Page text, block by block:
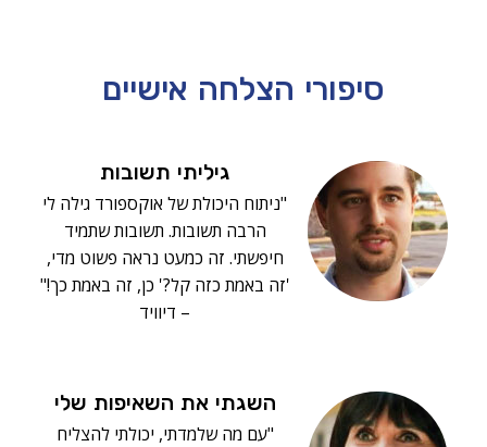
סיפורי הצלחה אישיים
גיליתי תשובות
"ניתוח היכולת של אוקספורד גילה לי
הרבה תשובות. תשובות שתמיד
חיפשתי. זה כמעט נראה פשוט מדי,
'זה באמת כזה קל?' כן, זה באמת כך!"
– דיוויד
השגתי את השאיפות שלי
"עם מה שלמדתי, יכולתי להצליח